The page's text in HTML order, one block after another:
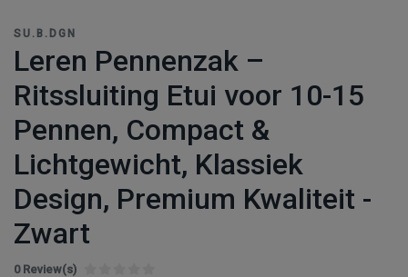
SU.B.DGN
Leren Pennenzak –
Ritssluiting Etui voor 10-15
Pennen, Compact &
Lichtgewicht, Klassiek
Design, Premium Kwaliteit -
Zwart
0 Review(s)